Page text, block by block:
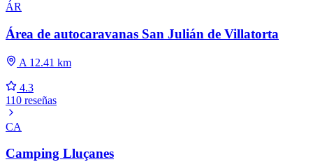
ÁR
Área de autocaravanas San Julián de Villatorta
A 12.41 km
4.3
110 reseñas
CA
Camping Lluçanes